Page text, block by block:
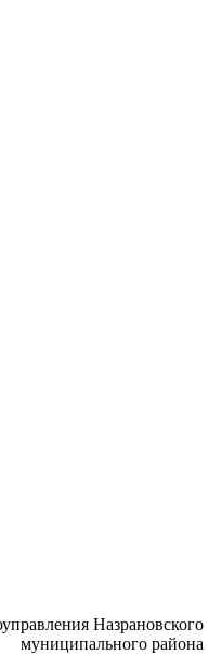
Назрановского
муниципального района